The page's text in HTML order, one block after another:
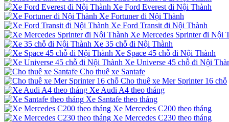
Xe Ford Everest đi Nội Thành
Xe Fortuner đi Nội Thành
Xe Ford Transit đi Nội Thành
Xe Mercedes Sprinter đi Nội
Xe 35 chỗ đi Nội Thành
Xe Space 45 chỗ đi Nội Thành
Xe Universe 45 chỗ đi Nội
Cho thuê xe Santafe
Cho thuê xe Mer Sprinter 16 chỗ
Xe Audi A4 theo tháng
Xe Santafe theo tháng
Xe Mercedes C200 theo tháng
Xe Mercedes C230 theo tháng